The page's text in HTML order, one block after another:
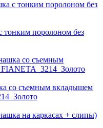
тонким поролоном без
со съемным вкладышем